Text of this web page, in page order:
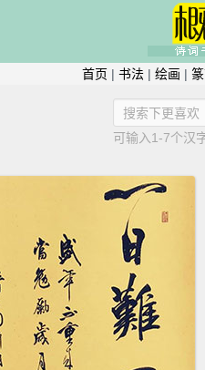
首页 | 书法 | 绘画 |
可输入1-7个汉